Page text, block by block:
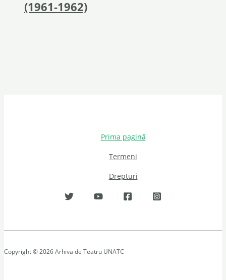
(1961-1962)
Prima pagină
Termeni
Drepturi
Copyright © 2026 Arhiva de Teatru UNATC